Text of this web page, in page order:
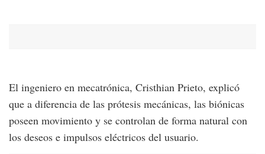
El ingeniero en mecatrónica, Cristhian Prieto, explicó
que a diferencia de las prótesis mecánicas, las biónicas
poseen movimiento y se controlan de forma natural con
los deseos e impulsos eléctricos del usuario.